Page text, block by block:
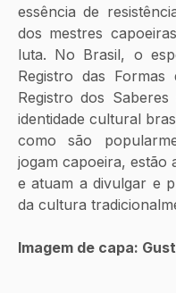
essência de
dos mestres
luta. No Brasil, o
Registro das
Registro dos
identidade cultural
como são
jogam capoeira, estão
e atuam a divulgar e
da cultura
Imagem de capa: